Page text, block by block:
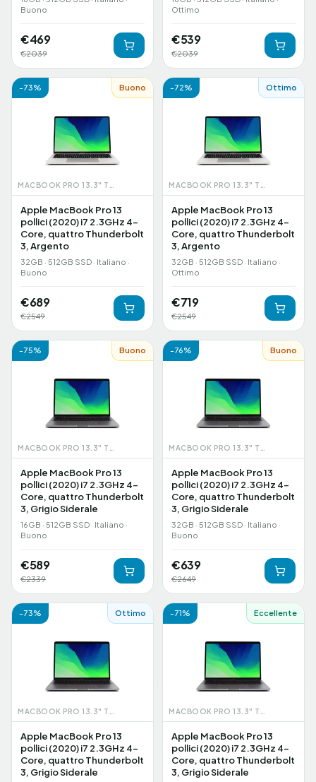
Buono
€469
€2039
Ottimo
€539
€2039
-73% Buono
Apple MacBook Pro 13
pollici (2020) i7 2.3GHz 4-
Core, quattro Thunderbolt
3, Argento
32GB · 512GB SSD · Italiano ·
Buono
€689
€2549
-72% Ottimo
Apple MacBook Pro 13
pollici (2020) i7 2.3GHz 4-
Core, quattro Thunderbolt
3, Argento
32GB · 512GB SSD · Italiano ·
Ottimo
€719
€2549
-75% Buono
Apple MacBook Pro 13
pollici (2020) i7 2.3GHz 4-
Core, quattro Thunderbolt
3, Grigio Siderale
16GB · 512GB SSD · Italiano ·
Buono
€589
€2339
-76% Buono
Apple MacBook Pro 13
pollici (2020) i7 2.3GHz 4-
Core, quattro Thunderbolt
3, Grigio Siderale
32GB · 512GB SSD · Italiano ·
Buono
€639
€2649
-73% Ottimo
Apple MacBook Pro 13
pollici (2020) i7 2.3GHz 4-
Core, quattro Thunderbolt
3, Grigio Siderale
-71% Eccellente
Apple MacBook Pro 13
pollici (2020) i7 2.3GHz 4-
Core, quattro Thunderbolt
3, Grigio Siderale